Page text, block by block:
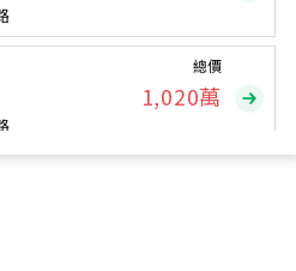
總價
1,020萬